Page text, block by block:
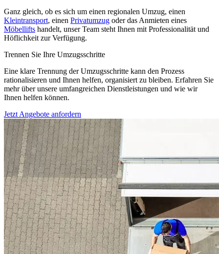
Ganz gleich, ob es sich um einen regionalen Umzug, einen
Kleintransport, einen Privatumzug oder das Anmieten eines
Möbellifts handelt, unser Team steht Ihnen mit Professionalität und
Höflichkeit zur Verfügung.
Trennen Sie Ihre Umzugsschritte
Eine klare Trennung der Umzugsschritte kann den Prozess
rationalisieren und Ihnen helfen, organisiert zu bleiben. Erfahren Sie
mehr über unsere umfangreichen Dienstleistungen und wie wir
Ihnen helfen können.
Jetzt Angebote anfordern